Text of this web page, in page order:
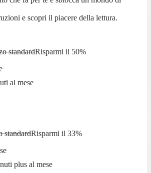
e scopri il piacere della lettura.
standardRisparmi il 50%
al mese
standardRisparmi il 33%
plus al mese